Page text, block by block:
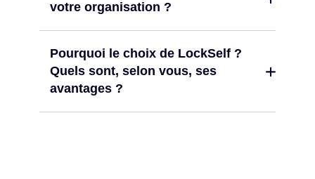
votre organisation ?
Pourquoi le choix de LockSelf ?
Quels sont, selon vous, ses
avantages ?